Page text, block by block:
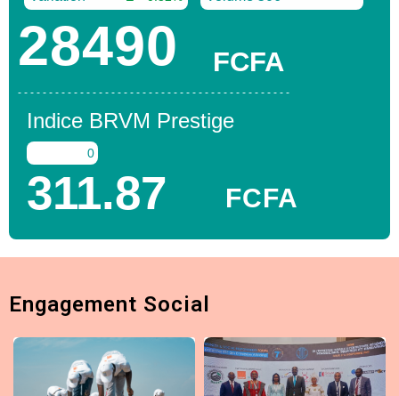
28490 FCFA
- - - - - - - - - - - - - - - - - - - - - - - - - - - - - - - - - - - - - - - - - - - -
Indice BRVM Prestige
0
311.87 FCFA
Engagement Social